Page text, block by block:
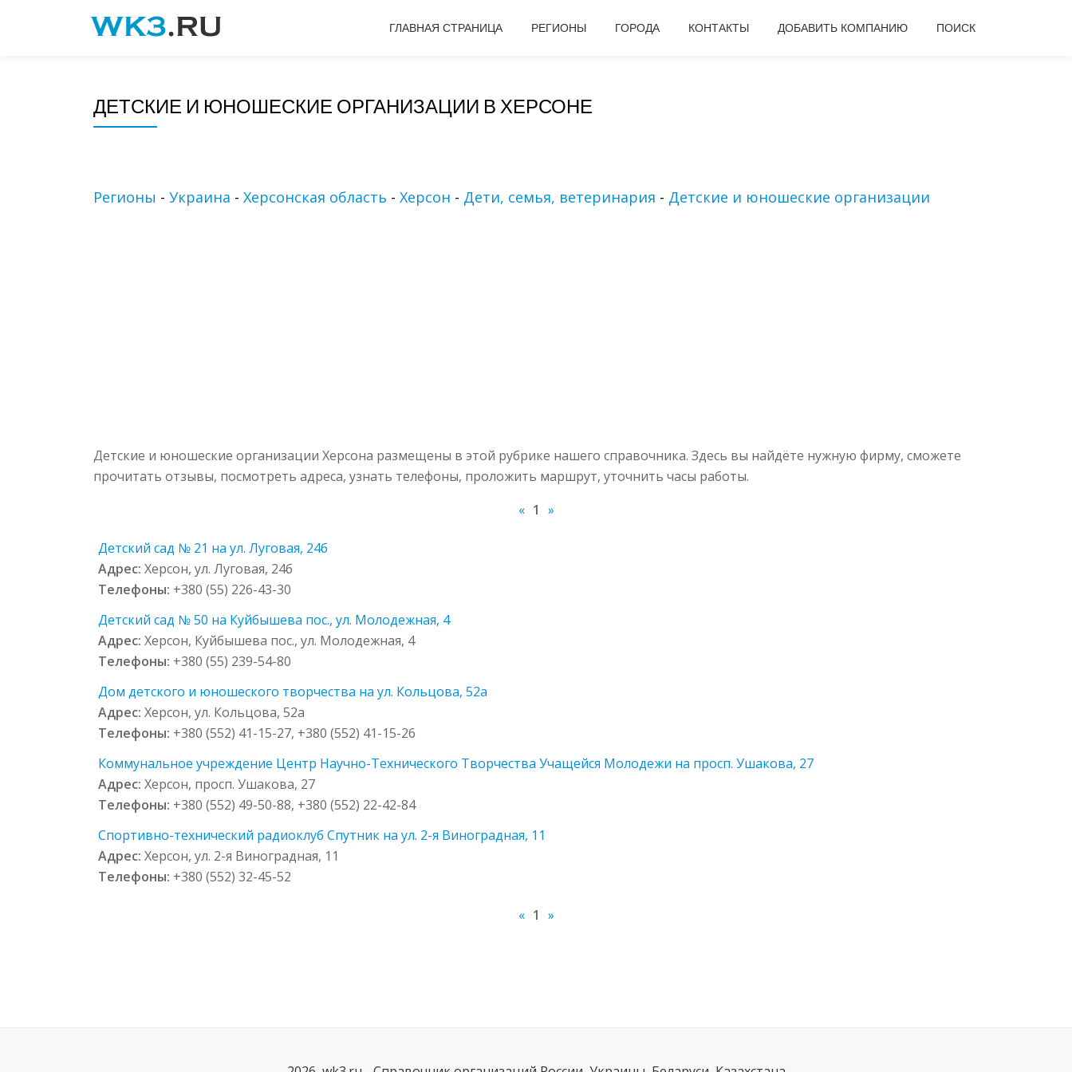
ГЛАВНАЯ СТРАНИЦА РЕГИОНЫ ГОРОДА КОНТАКТЫ ДОБАВИТЬ КОМПАНИЮ ПОИСК
ДЕТСКИЕ И ЮНОШЕСКИЕ ОРГАНИЗАЦИИ В ХЕРСОНЕ
Регионы - Украина - Херсонская область - Херсон - Дети, семья, ветеринария - Детские и юношеские организации
Детские и юношеские организации Херсона размещены в этой рубрике нашего справочника. Здесь вы найдёте нужную фирму, сможете
прочитать отзывы, посмотреть адреса, узнать телефоны, проложить маршрут, уточнить часы работы.
« 1 »
Детский сад № 21 на ул. Луговая, 24б
Адрес:Херсон, ул. Луговая, 24б
Телефоны: +380 (55) 226-43-30
Детский сад № 50 на Куйбышева пос., ул. Молодежная, 4
Адрес:Херсон, Куйбышева пос., ул. Молодежная, 4
Телефоны: +380 (55) 239-54-80
Дом детского и юношеского творчества на ул. Кольцова, 52а
Адрес:Херсон, ул. Кольцова, 52а
Телефоны: +380 (552) 41-15-27, +380 (552) 41-15-26
Коммунальное учреждение Центр Научно-Технического Творчества Учащейся Молодежи на просп. Ушакова, 27
Адрес:Херсон, просп. Ушакова, 27
Телефоны: +380 (552) 49-50-88, +380 (552) 22-42-84
Спортивно-технический радиоклуб Спутник на ул. 2-я Виноградная, 11
Адрес:Херсон, ул. 2-я Виноградная, 11
Телефоны: +380 (552) 32-45-52
« 1 »